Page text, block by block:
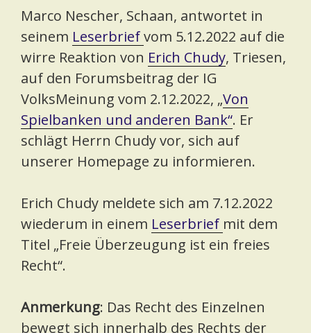
Marco Nescher, Schaan, antwortet in
seinem Leserbriefvom 5.12.2022 auf die
wirre Reaktion von Erich Chudy, Triesen,
auf den Forumsbeitrag der IG
VolksMeinung vom 2.12.2022, „Von
Spielbanken und anderen Bank“. Er
schlägt Herrn Chudy vor, sich auf
unserer Homepage zu informieren.
Erich Chudy meldete sich am 7.12.2022
wiederum in einem Leserbrief mit dem
Titel „Freie Überzeugung ist ein freies
Recht“.
Anmerkung: Das Recht des Einzelnen
bewegt sich innerhalb des Rechts der